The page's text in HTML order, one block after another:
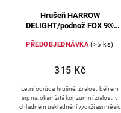
Hrušeň HARROW
DELIGHT/podnož FOX 9®
PŘEDOBJEDNÁVKA (>5 ks)
315 Kč
Letní odrůda hrušně. Zralost: během
srpna, okamžitá konzumní zralost, v
chladném uskladnění vydrží asi měsíc